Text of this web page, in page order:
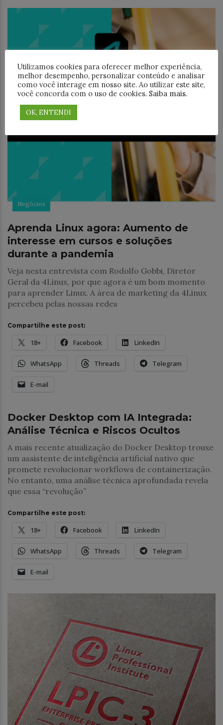
Negócios
Aprenda Linux agora: Aumento de
interesse em cursos e soluções
durante a pandemia
Veja nesta entrevista com Rodolfo Gobbi, Diretor
Geral da 4Linux, por que agora é um bom momento
para aprender Linux. A área de marketing da 4Linux
percebeu pelas nossas redes
Compartilhe este post:
18+ Facebook LinkedIn
WhatsApp Threads Telegram
E-mail
Uncategorized
Docker Desktop com IA Integrada:
Análise Técnica e Riscos Ocultos
A mais recente atualização do Docker Desktop trouxe
um assistente de inteligência artificial nativo que
promete revolucionar workflows de containerização.
No entanto, uma análise técnica aprofundada revela
que essa “revolução”
Compartilhe este post:
18+ Facebook LinkedIn
WhatsApp Threads Telegram
E-mail
Utilizamos cookies para oferecer melhor experiência,
melhor desempenho, personalizar conteúdo e analisar
como você interage em nosso site. Ao utilizar este site,
você concorda com o uso de cookies. Saiba mais.
OK, ENTENDI